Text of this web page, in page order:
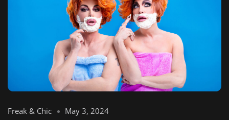
Freak & Chic May 3, 2024